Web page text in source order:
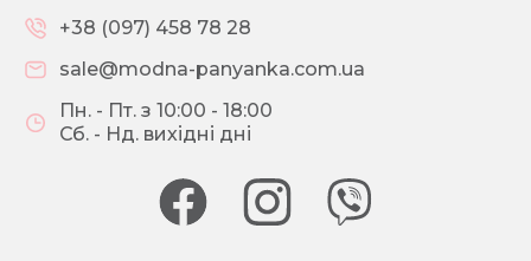
+38 (097) 458 78 28
sale@modna-panyanka.com.ua
Пн. - Пт. з 10:00 - 18:00
Сб. - Нд. вихідні дні